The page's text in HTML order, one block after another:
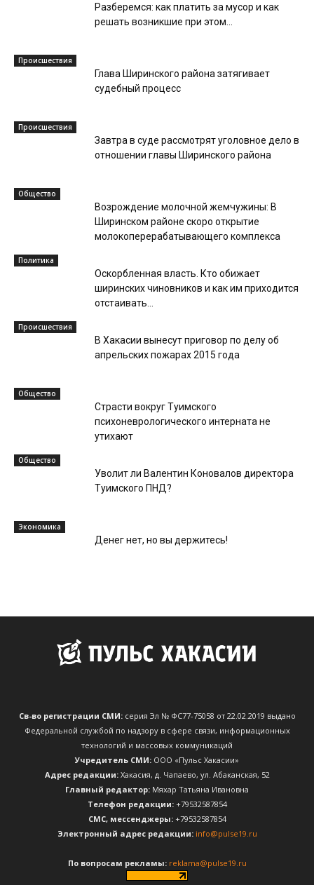
Разберемся: как платить за мусор и как
решать возникшие при этом...
Происшествия
Глава Ширинского района затягивает
судебный процесс
Происшествия
Завтра в суде рассмотрят уголовное дело в
отношении главы Ширинского района
Общество
Возрождение молочной жемчужины: В
Ширинском районе скоро открытие
молокоперерабатывающего комплекса
Политика
Оскорбленная власть. Кто обижает
ширинских чиновников и как им приходится
отстаивать...
Происшествия
В Хакасии вынесут приговор по делу об
апрельских пожарах 2015 года
Общество
Страсти вокруг Туимского
психоневрологического интерната не
утихают
Общество
Уволит ли Валентин Коновалов директора
Туимского ПНД?
Экономика
Денег нет, но вы держитесь!
Св-во регистрации СМИ:серия Эл № ФС77-75058 от 22.02.2019 выдано
Федеральной службой по надзору в сфере связи, информационных
технологий и массовых коммуникаций
Учредитель СМИ: ООО «Пульс Хакасии»
Адрес редакции:Хакасия, д. Чапаево, ул. Абаканская, 52
Главный редактор: Мяхар Татьяна Ивановна
Телефон редакции:+79532587854
CМС, мессенджеры:+79532587854
Электронный адрес редакции: info@pulse19.ru
По вопросам рекламы: reklama@pulse19.ru